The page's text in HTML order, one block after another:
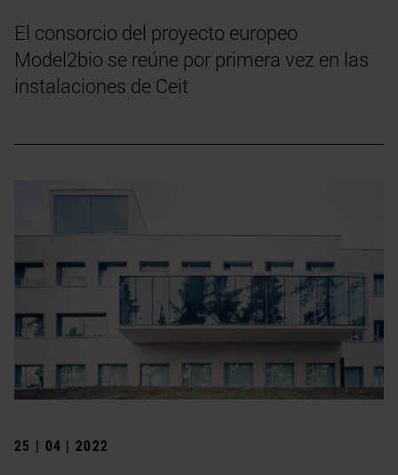
El consorcio del proyecto europeo
Model2bio se reúne por primera vez en las
instalaciones de Ceit
25 | 04 | 2022